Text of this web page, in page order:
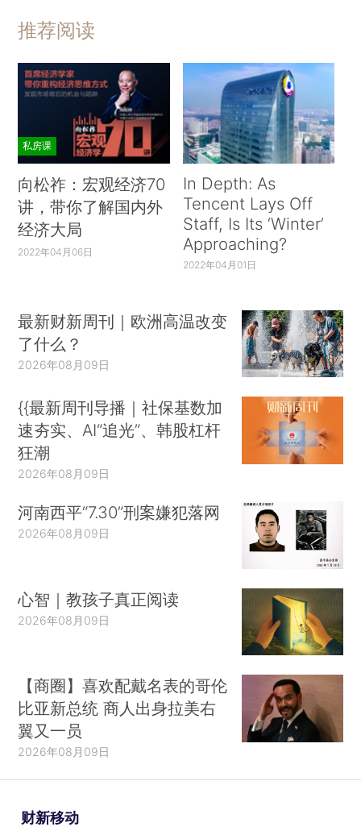
推荐阅读
私房课
向松祚：宏观经济70
讲，带你了解国内外
经济大局
2022年04月06日
In Depth: As
Tencent Lays Off
Staff, Is Its ‘Winter’
Approaching?
2022年04月01日
最新财新周刊｜欧洲高温改变
了什么？
2026年08月09日
{{最新周刊导播｜社保基数加
速夯实、AI“追光”、韩股杠杆
狂潮
2026年08月09日
河南西平“7.30”刑案嫌犯落网
2026年08月09日
心智｜教孩子真正阅读
2026年08月09日
【商圈】喜欢配戴名表的哥伦
比亚新总统 商人出身拉美右
翼又一员
2026年08月09日
财新移动